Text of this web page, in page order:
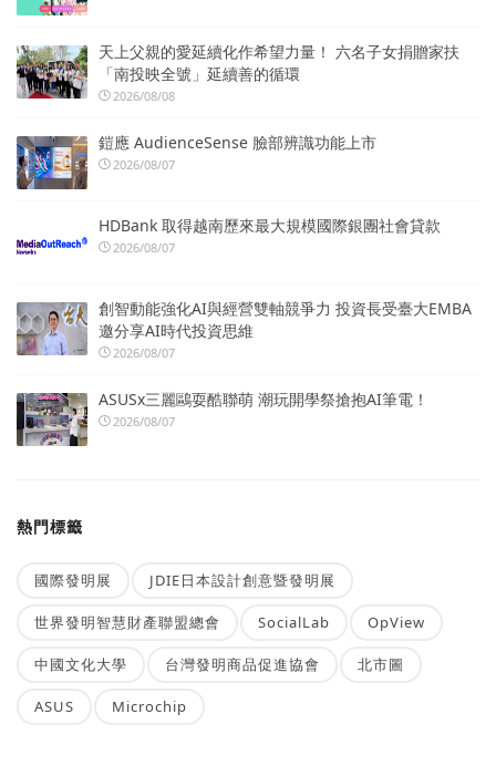
天上父親的愛延續化作希望力量！ 六名子女捐贈家扶
「南投映全號」延續善的循環
2026/08/08
鎧應 AudienceSense 臉部辨識功能上市
2026/08/07
HDBank 取得越南歷來最大規模國際銀團社會貸款
2026/08/07
創智動能強化AI與經營雙軸競爭力 投資長受臺大EMBA
邀分享AI時代投資思維
2026/08/07
ASUSx三麗鷗耍酷聯萌 潮玩開學祭搶抱AI筆電！
2026/08/07
熱門標籤
國際發明展 JDIE日本設計創意暨發明展
世界發明智慧財產聯盟總會 SocialLab OpView
中國文化大學 台灣發明商品促進協會 北市圖
ASUS Microchip